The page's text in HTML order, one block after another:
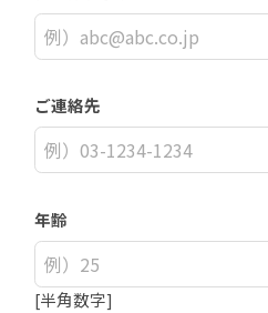
ご連絡先
年齢
[半角数字]